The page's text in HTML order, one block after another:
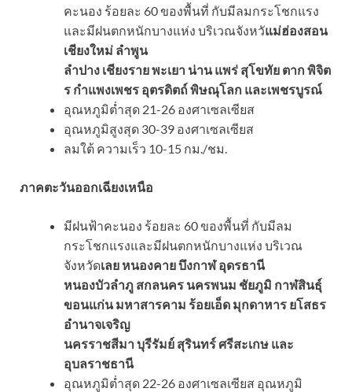
คะนอง ร้อยละ 60 ของพื้นที่ กับมีลมกระโชกแรง
และมีฝนตกหนักบางแห่ง บริเวณจังหวัแม่ฮ่องสอน
เชียงใหม่ ลำพูน
ลำปาง เชียงราย พะเยา น่าน แพร่ สุโขทัย ตาก พิจิต
ร กำแพงเพชร อุตรดิตถ์ พิษณุโลก และเพชรบูรณ์
อุณหภูมิต่ำสุด 21-26 องศาเซลเซียส
อุณหภูมิสูงสุด 30-39 องศาเซลเซียส
ลมใต้ ความเร็ว 10-15 กม./ชม.
ภาคตะวันออกเฉียงเหนือ
มีฝนฟ้าคะนอง ร้อยละ 60 ของพื้นที่ กับมีลม
กระโชกแรงและมีฝนตกหนักบางแห่ง บริเวณ
จังหวัดเลย หนองคาย บึงกาฬ อุดรธานี
หนองบัวลำภู สกลนคร นครพนม ชัยภูมิ กาฬสินธุ์
ขอนแก่น มหาสารคาม ร้อยเอ็ด มุกดาหาร ยโสธร
อำนาจเจริญ
นครราชสีมา บุรีรัมย์ สุรินทร์ ศรีสะเกษ และ
อุบลราชธานี
อุณหภูมิต่ำสุด 22-26 องศาเซลเซียส อุณหภูมิ